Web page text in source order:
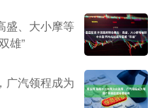
盛、大小摩等
雄”
广汽领程成为